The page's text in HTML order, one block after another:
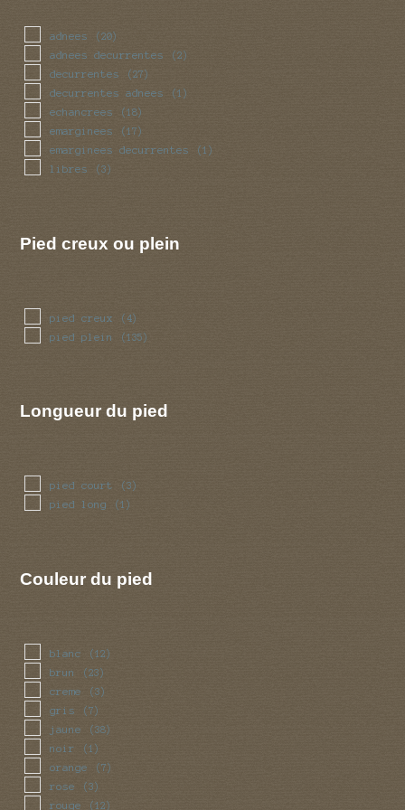
(2)
(12)
adnees (20)
adnees decurrentes (2)
decurrentes (27)
decurrentes adnees (1)
echancrees (18)
emarginees (17)
emarginees decurrentes (1)
libres (3)
Pied creux ou plein
pied creux (4)
pied plein (135)
Longueur du pied
pied court (3)
pied long (1)
Couleur du pied
blanc (12)
brun (23)
creme (3)
gris (7)
jaune (38)
noir (1)
orange (7)
rose (3)
rouge (12)